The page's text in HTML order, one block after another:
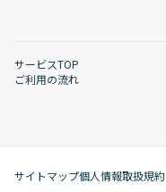
サービスTOP
ご利用の流れ
サイトマップ個人情報取扱規約